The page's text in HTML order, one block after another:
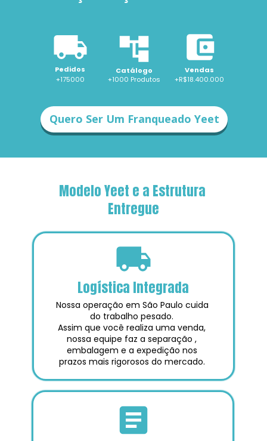
Pedidos Catálogo
Vendas
+175000
+R$18.400.000
+1000 Produtos
Quero Ser Um Franqueado Yeet
Modelo Yeet e a Estrutura
Entregue
Logística Integrada
Nossa operação em São Paulo cuida
do trabalho pesado.
Assim que você realiza uma venda,
nossa equipe faz a separação ,
embalagem e a expedição nos
prazos mais rigorosos do mercado.